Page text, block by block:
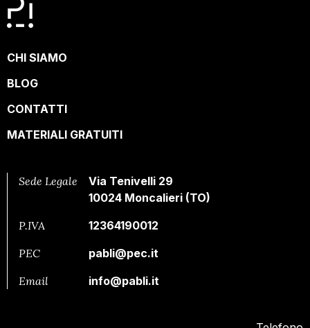
CHI SIAMO
BLOG
CONTATTI
MATERIALI GRATUITI
Sede Legale
Via Tenivelli 29
10024 Moncalieri (TO)
P.IVA
12364190012
PEC
pabli@pec.it
Email
info@pabli.it